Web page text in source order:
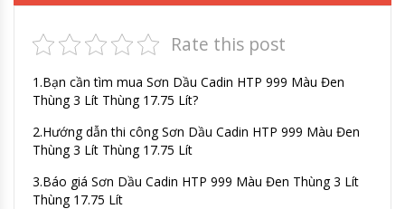
Rate this post
1.Bạn cần tìm mua Sơn Dầu Cadin HTP 999 Màu Đen
Thùng 3 Lít Thùng 17.75 Lít?
2.Hướng dẫn thi công Sơn Dầu Cadin HTP 999 Màu Đen
Thùng 3 Lít Thùng 17.75 Lít
3.Báo giá Sơn Dầu Cadin HTP 999 Màu Đen Thùng 3 Lít
Thùng 17.75 Lít